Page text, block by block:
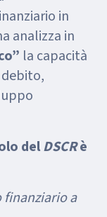
in
analizza in
la capacità
delDSCRè
finanziario a